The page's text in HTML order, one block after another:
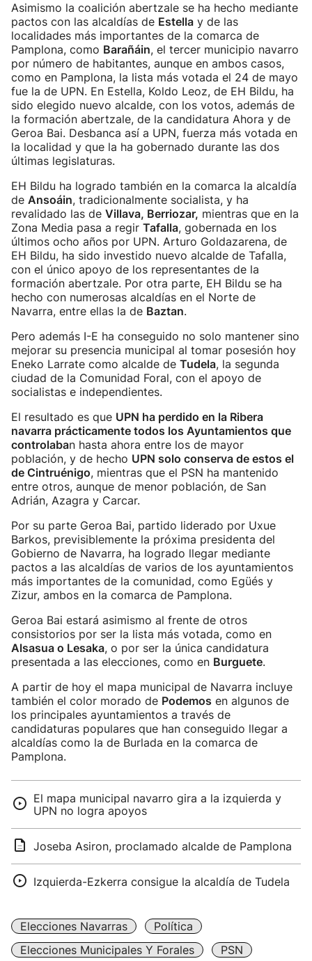
Asimismo la coalición abertzale se ha hecho mediante
pactos con las alcaldías de Estella y de las
localidades más importantes de la comarca de
Pamplona, como Barañáin, el tercer municipio navarro
por número de habitantes, aunque en ambos casos,
como en Pamplona, la lista más votada el 24 de mayo
fue la de UPN. En Estella, Koldo Leoz, de EH Bildu, ha
sido elegido nuevo alcalde, con los votos, además de
la formación abertzale, de la candidatura Ahora y de
Geroa Bai. Desbanca así a UPN, fuerza más votada en
la localidad y que la ha gobernado durante las dos
últimas legislaturas.
EH Bildu ha logrado también en la comarca la alcaldía
de Ansoáin, tradicionalmente socialista, y ha
revalidado las de Villava, Berriozar, mientras que en la
Zona Media pasa a regir Tafalla, gobernada en los
últimos ocho años por UPN. Arturo Goldazarena, de
EH Bildu, ha sido investido nuevo alcalde de Tafalla,
con el único apoyo de los representantes de la
formación abertzale. Por otra parte, EH Bildu se ha
hecho con numerosas alcaldías en el Norte de
Navarra, entre ellas la de Baztan.
Pero además I-E ha conseguido no solo mantener sino
mejorar su presencia municipal al tomar posesión hoy
Eneko Larrate como alcalde de Tudela, la segunda
ciudad de la Comunidad Foral, con el apoyo de
socialistas e independientes.
El resultado es que UPN ha perdido en la Ribera
navarra prácticamente todos los Ayuntamientos que
controlaban hasta ahora entre los de mayor
población, y de hecho UPN solo conserva de estos el
de Cintruénigo, mientras que el PSN ha mantenido
entre otros, aunque de menor población, de San
Adrián, Azagra y Carcar.
Por su parte Geroa Bai, partido liderado por Uxue
Barkos, previsiblemente la próxima presidenta del
Gobierno de Navarra, ha logrado llegar mediante
pactos a las alcaldías de varios de los ayuntamientos
más importantes de la comunidad, como Egüés y
Zizur, ambos en la comarca de Pamplona.
Geroa Bai estará asimismo al frente de otros
consistorios por ser la lista más votada, como en
Alsasua o Lesaka, o por ser la única candidatura
presentada a las elecciones, como en Burguete.
A partir de hoy el mapa municipal de Navarra incluye
también el color morado de Podemos en algunos de
los principales ayuntamientos a través de
candidaturas populares que han conseguido llegar a
alcaldías como la de Burlada en la comarca de
Pamplona.
El mapa municipal navarro gira a la izquierda y
UPN no logra apoyos
Joseba Asiron, proclamado alcalde de Pamplona
Izquierda-Ezkerra consigue la alcaldía de Tudela
Elecciones Navarras
Política
Elecciones Municipales Y Forales
PSN